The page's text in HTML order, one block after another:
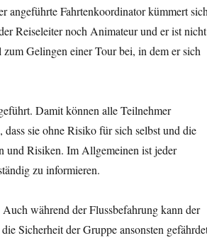
angeführte Fahrtenkoordinator kümmert
Reiseleiter noch Animateur und er ist nicht
Gelingen einer Tour bei, in dem er sich
Damit können alle Teilnehmer
sie ohne Risiko für sich selbst und die
und Risiken. Im Allgemeinen ist jeder
zu informieren.
während der Flussbefahrung kann der
Sicherheit der Gruppe ansonsten